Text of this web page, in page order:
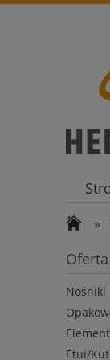
»
Oferta
Nośniki
Etui/